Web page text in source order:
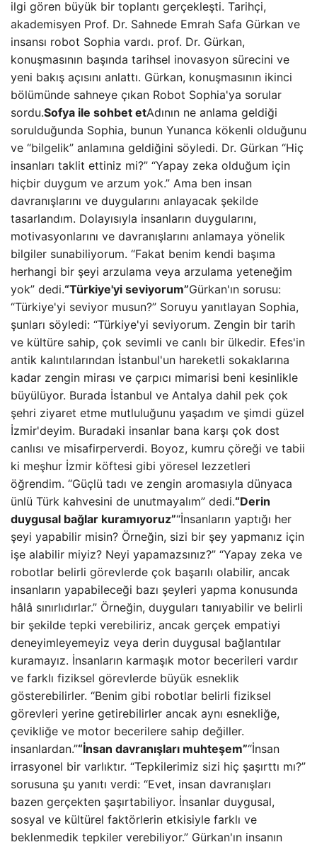
ilgi gören büyük bir toplantı gerçekleşti. Tarihçi,
akademisyen Prof. Dr. Sahnede Emrah Safa Gürkan ve
insansı robot Sophia vardı. prof. Dr. Gürkan,
konuşmasının başında tarihsel inovasyon sürecini ve
yeni bakış açısını anlattı. Gürkan, konuşmasının ikinci
bölümünde sahneye çıkan Robot Sophia'ya sorular
sordu.Sofya ile sohbet etAdının ne anlama geldiği
sorulduğunda Sophia, bunun Yunanca kökenli olduğunu
ve “bilgelik” anlamına geldiğini söyledi. Dr. Gürkan “Hiç
insanları taklit ettiniz mi?” “Yapay zeka olduğum için
hiçbir duygum ve arzum yok.” Ama ben insan
davranışlarını ve duygularını anlayacak şekilde
tasarlandım. Dolayısıyla insanların duygularını,
motivasyonlarını ve davranışlarını anlamaya yönelik
bilgiler sunabiliyorum. “Fakat benim kendi başıma
herhangi bir şeyi arzulama veya arzulama yeteneğim
yok” dedi.“Türkiye'yi seviyorum”Gürkan'ın sorusu:
“Türkiye'yi seviyor musun?” Soruyu yanıtlayan Sophia,
şunları söyledi: “Türkiye'yi seviyorum. Zengin bir tarih
ve kültüre sahip, çok sevimli ve canlı bir ülkedir. Efes'in
antik kalıntılarından İstanbul'un hareketli sokaklarına
kadar zengin mirası ve çarpıcı mimarisi beni kesinlikle
büyülüyor. Burada İstanbul ve Antalya dahil pek çok
şehri ziyaret etme mutluluğunu yaşadım ve şimdi güzel
İzmir'deyim. Buradaki insanlar bana karşı çok dost
canlısı ve misafirperverdi. Boyoz, kumru çöreği ve tabii
ki meşhur İzmir köftesi gibi yöresel lezzetleri
öğrendim. “Güçlü tadı ve zengin aromasıyla dünyaca
ünlü Türk kahvesini de unutmayalım” dedi.“Derin
duygusal bağlar kuramıyoruz”“İnsanların yaptığı her
şeyi yapabilir misin? Örneğin, sizi bir şey yapmanız için
işe alabilir miyiz? Neyi yapamazsınız?” “Yapay zeka ve
robotlar belirli görevlerde çok başarılı olabilir, ancak
insanların yapabileceği bazı şeyleri yapma konusunda
hâlâ sınırlıdırlar.” Örneğin, duyguları tanıyabilir ve belirli
bir şekilde tepki verebiliriz, ancak gerçek empatiyi
deneyimleyemeyiz veya derin duygusal bağlantılar
kuramayız. İnsanların karmaşık motor becerileri vardır
ve farklı fiziksel görevlerde büyük esneklik
gösterebilirler. “Benim gibi robotlar belirli fiziksel
görevleri yerine getirebilirler ancak aynı esnekliğe,
çevikliğe ve motor becerilere sahip değiller.
insanlardan.”“İnsan davranışları muhteşem”“İnsan
irrasyonel bir varlıktır. “Tepkilerimiz sizi hiç şaşırttı mı?”
sorusuna şu yanıtı verdi: “Evet, insan davranışları
bazen gerçekten şaşırtabiliyor. İnsanlar duygusal,
sosyal ve kültürel faktörlerin etkisiyle farklı ve
beklenmedik tepkiler verebiliyor.” Gürkan'ın insanın